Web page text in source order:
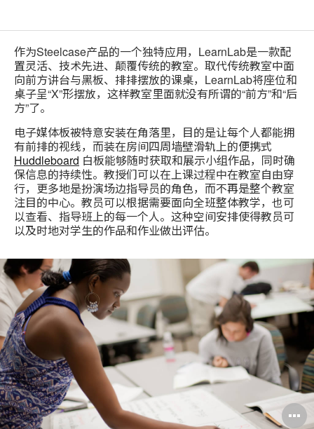
作为Steelcase产品的一个独特应用，LearnLab是一款配
置灵活、技术先进、颠覆传统的教室。取代传统教室中面
向前方讲台与黑板、排排摆放的课桌，LearnLab将座位和
桌子呈“X”形摆放，这样教室里面就没有所谓的“前方”和“后
方”了。
电子媒体板被特意安装在角落里，目的是让每个人都能拥
有前排的视线，而装在房间四周墙壁滑轨上的便携式
Huddleboard 白板能够随时获取和展示小组作品，同时确
保信息的持续性。教授们可以在上课过程中在教室自由穿
行，更多地是扮演场边指导员的角色，而不再是整个教室
注目的中心。教员可以根据需要面向全班整体教学，也可
以查看、指导班上的每一个人。这种空间安排使得教员可
以及时地对学生的作品和作业做出评估。